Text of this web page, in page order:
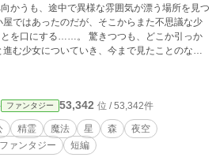
かうも、途中で異様な雰囲気が漂う場所を見つ
ではあったのだが、そこからまた不思議な少
を口にする……。 驚きつつも、どこか引っか
む少女についていき、今まで見たことのない
ファンタジー 53,342 位 / 53,342件
精霊 魔法 星 森
夜空
ァンタジー 短編